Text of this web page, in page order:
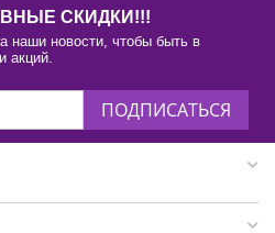
СКИДКИ!!!
наши новости, чтобы быть в
акций.
ПОДПИСАТЬСЯ